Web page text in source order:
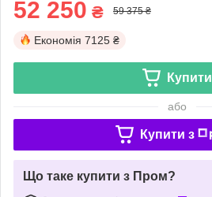
52 250 ₴ 59 375 ₴
Економія 7125 ₴
Купити
або
Купити з
Що таке купити з Пром?